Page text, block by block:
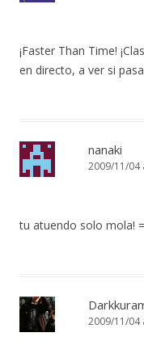
¡Faster Than Time!
en directo, a ver si
nanaki
2009/11/04
tu atuendo solo mola!
2009/11/04